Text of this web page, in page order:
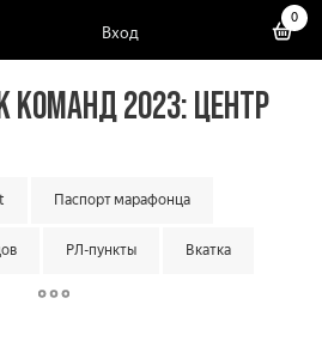
Вход
0
КОМАНД 2023: ЦЕНТР
Паспорт марафонца
РЛ-пункты Вкатка